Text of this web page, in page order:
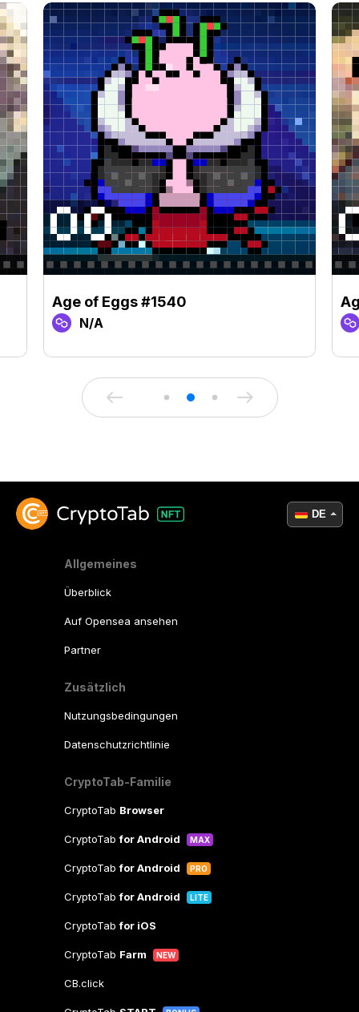
Age of Eggs #1540
N/A
Allgemeines
Überblick
Auf Opensea ansehen
Partner
Zusätzlich
Nutzungsbedingungen
Datenschutzrichtlinie
CryptoTab-Familie
CryptoTab Browser
CryptoTabfor Android MAX
CryptoTabfor Android PRO
CryptoTabfor Android LITE
CryptoTabfor iOS
CryptoTab Farm NEW
CB.click
DE